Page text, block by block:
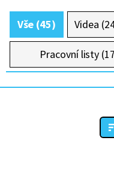
Vše (45) Videa
Pracovní listy